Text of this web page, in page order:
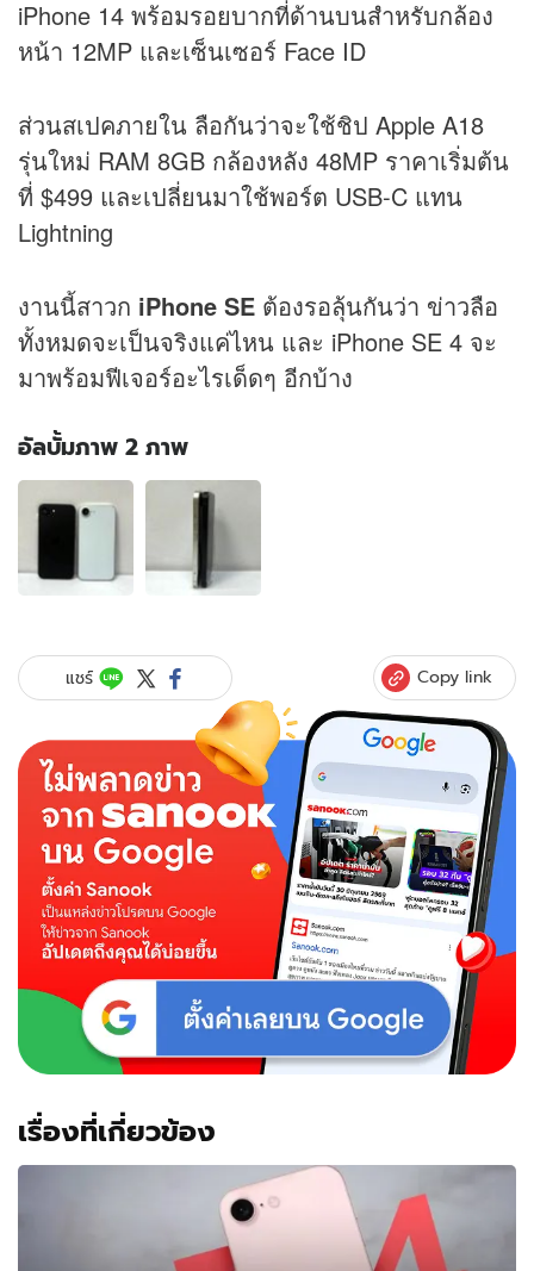
iPhone 14 พร้อมรอยบากที่ด้านบนสำหรับกล้อง
หน้า 12MP และเซ็นเซอร์ Face ID
ส่วนสเปคภายใน ลือกันว่าจะใช้ชิป Apple A18
รุ่นใหม่ RAM 8GB กล้องหลัง 48MP ราคาเริ่มต้น
ที่ $499 และเปลี่ยนมาใช้พอร์ต USB-C แทน
Lightning
งานนี้สาวก iPhone SE ต้องรอลุ้นกันว่า ข่าวลือ
ทั้งหมดจะเป็นจริงแค่ไหน และ iPhone SE 4 จะ
มาพร้อมฟีเจอร์อะไรเด็ดๆ อีกบ้าง
อัลบั้มภาพ 2 ภาพ
ภาพ
ภาพ
ของ
iPhone
SE
กับ
ดีไซน์
ใหม่
Home
ก่อน
เปิด
นี้
แชร์ Copy link
เรื่องที่เกี่ยวข้อง